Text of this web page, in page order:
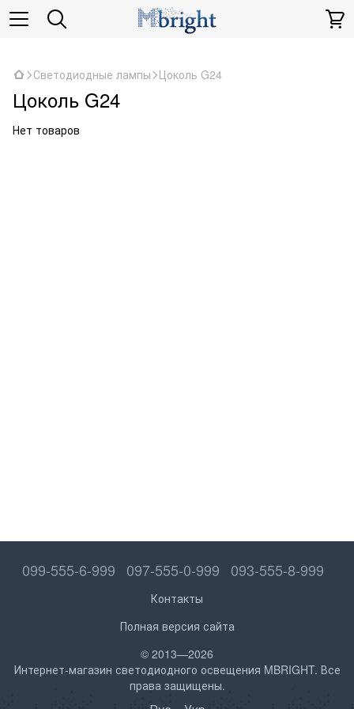
Светодиодные лампы Цоколь G24
Цоколь G24
Нет товаров
099-555-6-999 097-555-0-999 093-555-8-999
Контакты
Полная версия сайта
© 2013—2026
Интернет-магазин светодиодного освещения MBRIGHT. Все
права защищены.